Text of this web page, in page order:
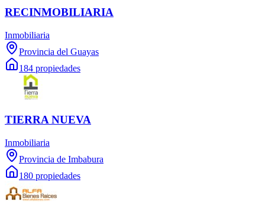
RECINMOBILIARIA
Inmobiliaria
Provincia del Guayas
184 propiedades
TIERRA NUEVA
Inmobiliaria
Provincia de Imbabura
180 propiedades